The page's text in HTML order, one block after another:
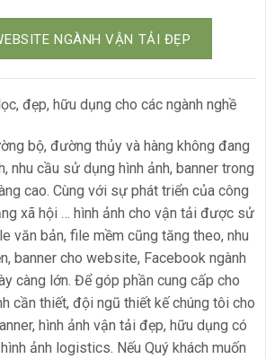
NGÀNH VẬN TẢI ĐẸP
đẹp, hữu dụng cho các ngành nghề
bộ, đường thủy và hàng không đang
nhu cầu sử dụng hình ảnh, banner trong
cao. Cùng với sự phát triển của công
xã hội … hình ảnh cho vận tải được sử
văn bản, file mềm cũng tăng theo, nhu
banner cho website, Facebook ngành
càng lớn. Để góp phần cung cấp cho
cần thiết, đội ngũ thiết kế chúng tôi cho
hình ảnh vận tải đẹp, hữu dụng có
ảnh logistics. Nếu Quý khách muốn